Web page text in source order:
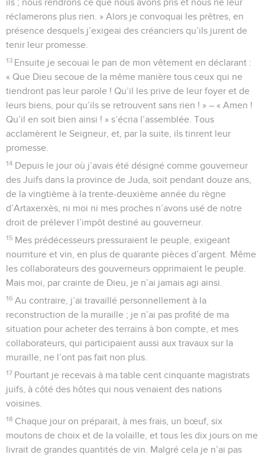
ils ; nous rendrons ce que nous avons pris et nous ne leur
réclamerons plus rien. » Alors je convoquai les prêtres, en
présence desquels j’exigeai des créanciers qu’ils jurent de
tenir leur promesse.
13 Ensuite je secouai le pan de mon vêtement en déclarant :
« Que Dieu secoue de la même manière tous ceux qui ne
tiendront pas leur parole ! Qu’il les prive de leur foyer et de
leurs biens, pour qu’ils se retrouvent sans rien ! » – « Amen !
Qu’il en soit bien ainsi ! » s’écria l’assemblée. Tous
acclamèrent le Seigneur, et, par la suite, ils tinrent leur
promesse.
14 Depuis le jour où j’avais été désigné comme gouverneur
des Juifs dans la province de Juda, soit pendant douze ans,
de la vingtième à la trente-deuxième année du règne
d’Artaxerxès, ni moi ni mes proches n’avons usé de notre
droit de prélever l’impôt destiné au gouverneur.
15 Mes prédécesseurs pressuraient le peuple, exigeant
nourriture et vin, en plus de quarante pièces d’argent. Même
les collaborateurs des gouverneurs opprimaient le peuple.
Mais moi, par crainte de Dieu, je n’ai jamais agi ainsi.
16 Au contraire, j’ai travaillé personnellement à la
reconstruction de la muraille ; je n’ai pas profité de ma
situation pour acheter des terrains à bon compte, et mes
collaborateurs, qui participaient aussi aux travaux sur la
muraille, ne l’ont pas fait non plus.
17 Pourtant je recevais à ma table cent cinquante magistrats
juifs, à côté des hôtes qui nous venaient des nations
voisines.
18 Chaque jour on préparait, à mes frais, un bœuf, six
moutons de choix et de la volaille, et tous les dix jours on me
livrait de grandes quantités de vin. Malgré cela je n’ai pas